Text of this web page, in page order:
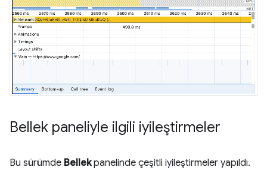
Bellek paneliyle ilgili iyileştirmeler
Bu sürümde Bellekpanelinde çeşitli iyileştirmeler yapıldı.